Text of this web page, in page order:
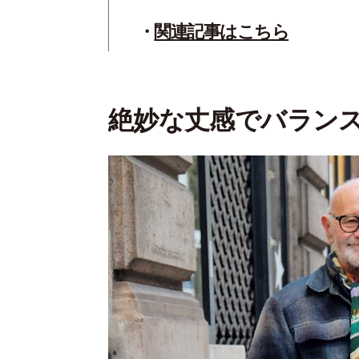
関連記事はこちら
絶妙な丈感でバラン